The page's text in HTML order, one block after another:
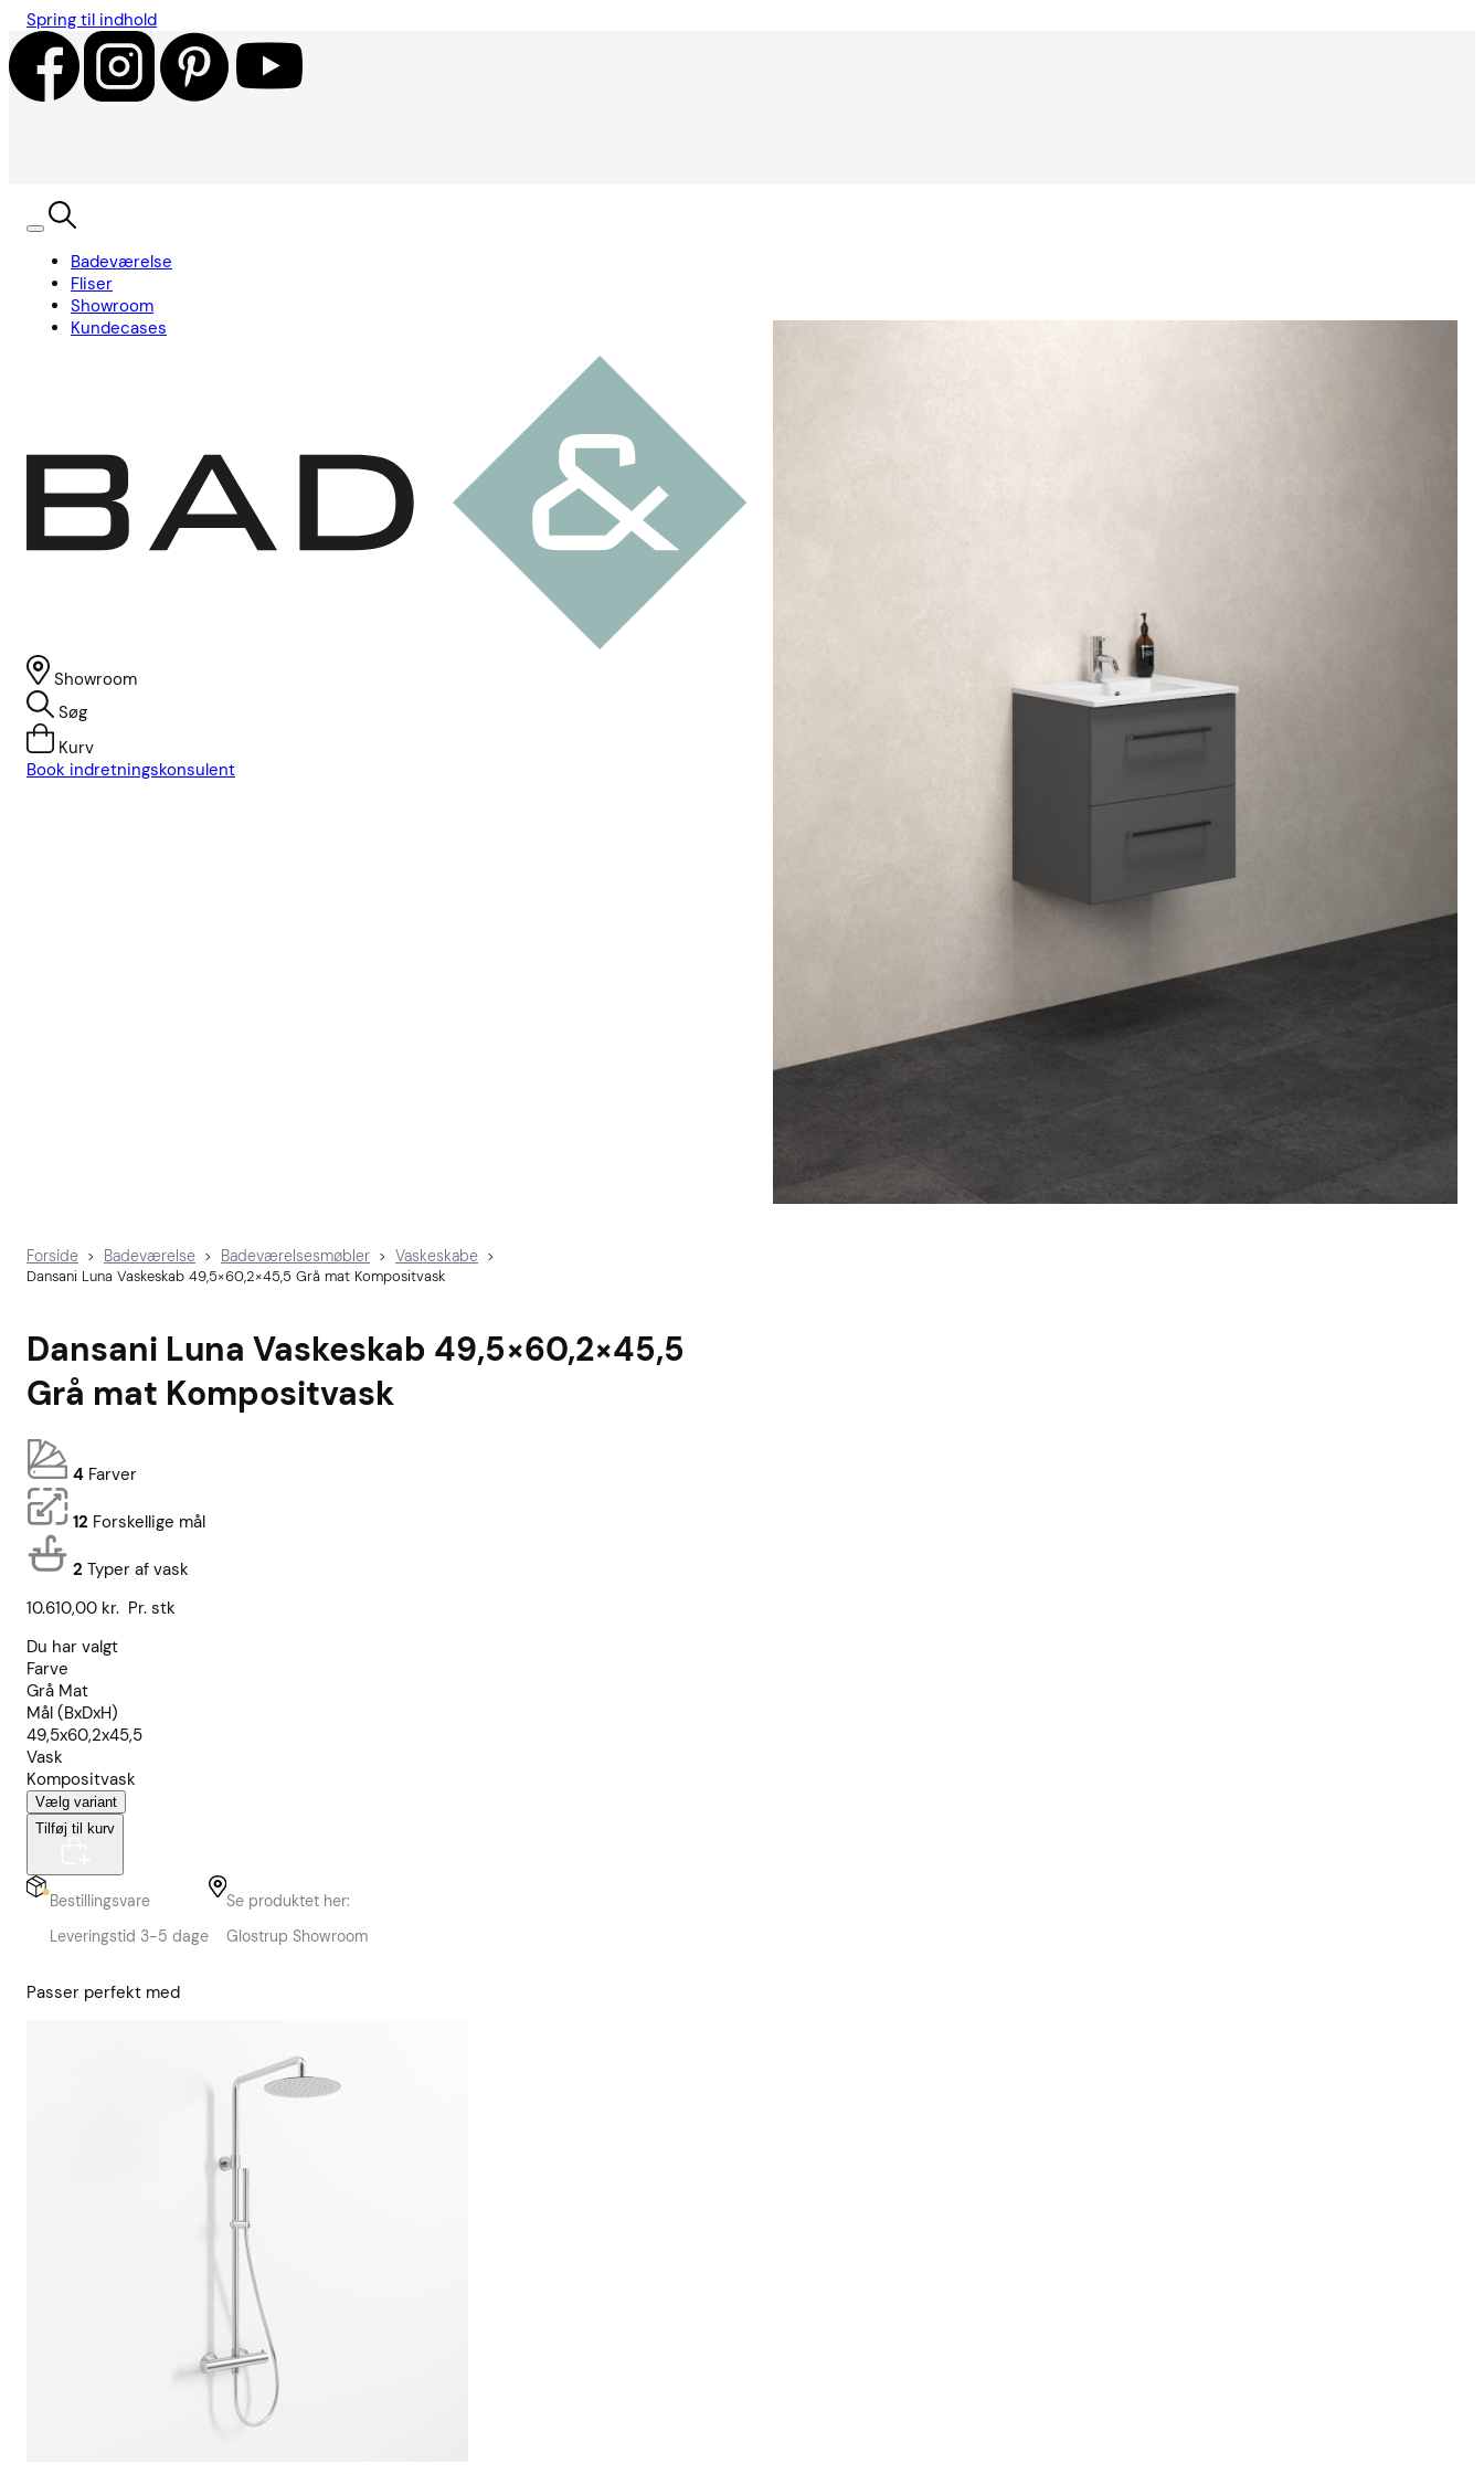
Spring til indhold
Badeværelse
Fliser
Showroom
Kundecases
Showroom
Søg
Kurv
Book indretningskonsulent
Forside > Badeværelse > Badeværelsesmøbler > Vaskeskabe >
Dansani Luna Vaskeskab 49,5×60,2×45,5 Grå mat Kompositvask
Dansani Luna Vaskeskab 49,5×60,2×45,5
Grå mat Kompositvask
4 Farver
12 Forskellige mål
2 Typer af vask
10.610,00 kr. Pr. stk
Du har valgt
Farve
Grå Mat
Mål (BxDxH)
49,5x60,2x45,5
Vask
Kompositvask
Vælg variant
Tilføj til kurv
Bestillingsvare
Leveringstid 3-5 dage
Se produktet her:
Glostrup Showroom
Passer perfekt med